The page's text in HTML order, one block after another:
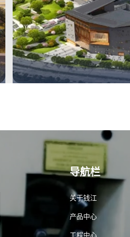
导航栏
关于钱江
产品中心
工程中心